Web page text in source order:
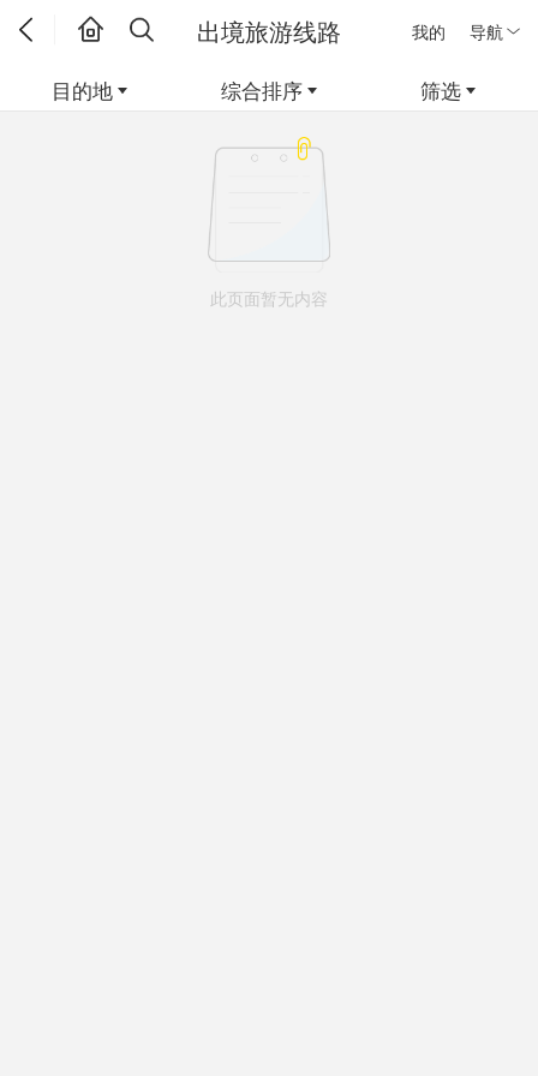
我的 导航
出境旅游线路
目的地 综合排序 筛选
此页面暂无内容